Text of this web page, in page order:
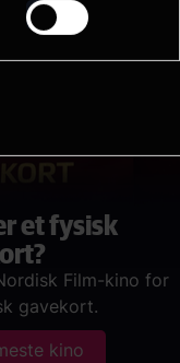
et fysisk
Film-kino for
gavekort.
kino